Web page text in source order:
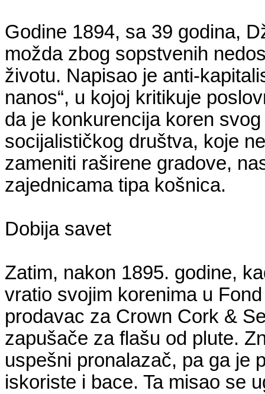
Godine 1894, sa 39 godina,
možda zbog sopstvenih
životu. Napisao je anti-
nanos“, u kojoj kritikuje
da je konkurencija koren
socijalističkog društva, koje
zameniti raširene gradove,
zajednicama tipa košnica.
Dobija savet
Zatim, nakon 1895. godine,
vratio svojim korenima u
prodavac za Crown Cork &
zapušače za flašu od plute.
uspešni pronalazač, pa ga je
iskoriste i bace. Ta misao se